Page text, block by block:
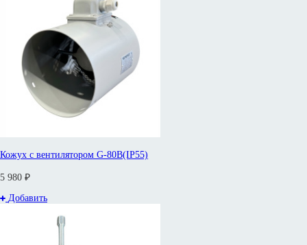
Кожух с вентилятором G-80B(IP55)
5 980 ₽
Добавить